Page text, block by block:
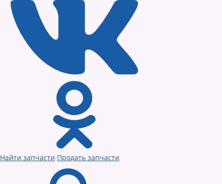
Найти запчасти Продать запчасти